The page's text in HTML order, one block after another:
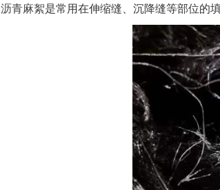
沥青麻絮是常用在伸缩缝、沉降缝等部位的